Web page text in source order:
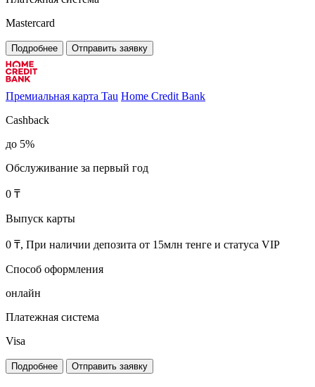
Mastercard
Подробнее Отправить заявку
Премиальная карта Tau Home Credit Bank
Cashback
до 5%
Обслуживание за первый год
0 ₸
Выпуск карты
0 ₸, При наличии депозита от 15млн тенге и статуса VIP
Способ оформления
онлайн
Платежная система
Visa
Подробнее Отправить заявку